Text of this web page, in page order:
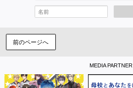
前のページへ
MEDIA PARTNER